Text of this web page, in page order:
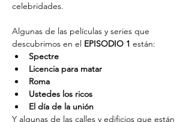
celebridades.
Algunas de las películas y series que
descubrimos en el EPISODIO 1 están:
Spectre
Licencia para matar
Roma
Ustedes los ricos
El día de la unión
Y algunas de las calles y edificios que están